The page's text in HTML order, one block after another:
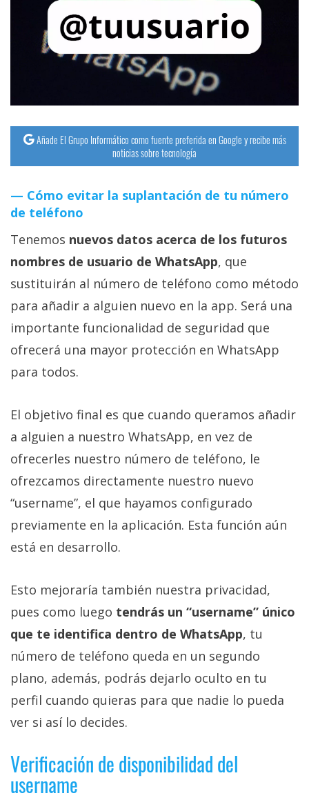
Operadores
y
Tutoriales
Ciberseguridad
Sistemas
operativos
Profesional
+
temas
Sorteos
Foros
Contacto
Sobre
nosotros
/
Publicidad
opciones
de
privacidad
Aviso
Legal
El medio de
encontrarás
todas las
noticias sobre
Añade El Grupo Informático como fuente preferida en Google y recibe más
noticias sobre tecnología
Cómo evitar la suplantación de tu número
de teléfono
Tenemos nuevos datos acerca de los futuros
nombres de usuario de WhatsApp, que
sustituirán al número de teléfono como método
para añadir a alguien nuevo en la app. Será una
importante funcionalidad de seguridad que
ofrecerá una mayor protección en WhatsApp
para todos.
El objetivo final es que cuando queramos añadir
a alguien a nuestro WhatsApp, en vez de
ofrecerles nuestro número de teléfono, le
ofrezcamos directamente nuestro nuevo
“username”, el que hayamos configurado
previamente en la aplicación. Esta función aún
está en desarrollo.
Esto mejoraría también nuestra privacidad,
pues como luego tendrás un “username” único
que te identifica dentro de WhatsApp, tu
número de teléfono queda en un segundo
plano, además, podrás dejarlo oculto en tu
perfil cuando quieras para que nadie lo pueda
ver si así lo decides.
Verificación de disponibilidad del
username